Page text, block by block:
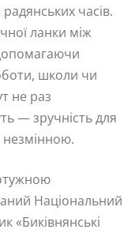
часів.
ланки між
школи чи
не раз
— зручність для
незмінною.
Національний
«Биківнянські